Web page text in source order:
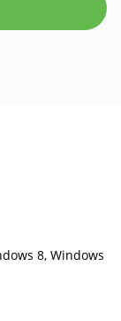
8, Windows